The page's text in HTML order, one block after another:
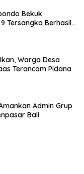
Bekuk
Tersangka Berhasil
Warga Desa
Terancam Pidana
Admin Grup
Bali